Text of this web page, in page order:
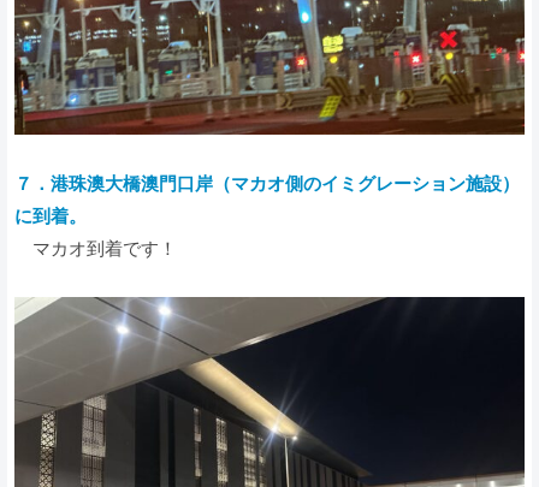
７．港珠澳大橋澳門口岸（マカオ側のイミグレーション施設）
に到着。
マカオ到着です！